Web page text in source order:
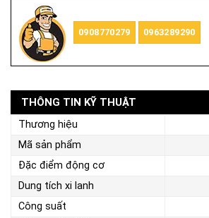
0908770279 0963289290
THÔNG TIN KỸ THUẬT
Thương hiệu
Mã sản phẩm
Đặc điểm động cơ
Dung tích xi lanh
Công suất